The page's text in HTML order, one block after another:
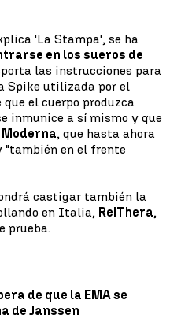
'La Stampa', se ha
en los sueros de
las instrucciones para
Spike utilizada por el
el cuerpo produzca
inmunice a sí mismo y que
Moderna, que hasta ahora
"también en el frente
castigar también la
en Italia, ReiThera,
prueba.
de que la EMA se
de Janssen